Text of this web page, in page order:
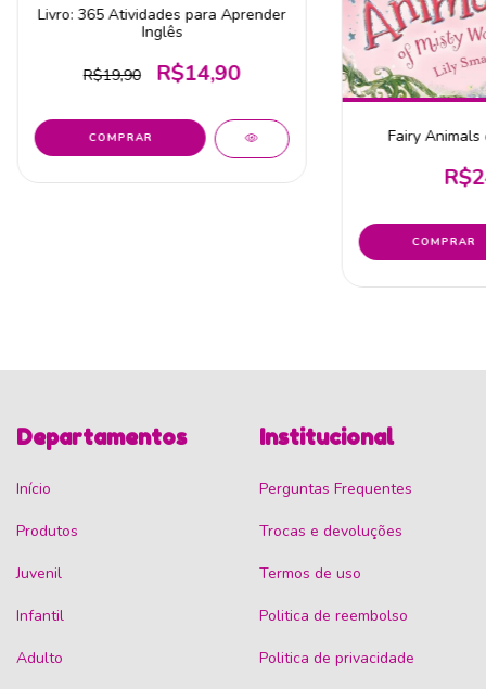
Livro: 365 Atividades para Aprender
Inglês
R$19,90 R$14,90
Fairy
Departamentos
Início
Produtos
Juvenil
Infantil
Adulto
Institucional
Perguntas Frequentes
Trocas e devoluções
Termos de uso
Politica de reembolso
Politica de privacidade